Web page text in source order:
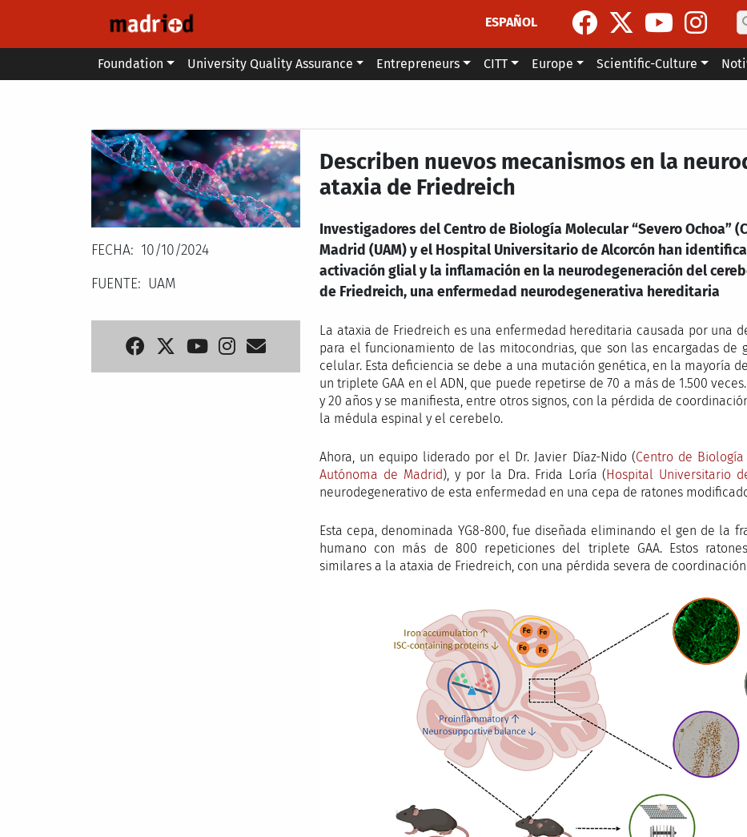
ESPAÑOL
Main menu
Foundation University Quality Assurance Entrepreneurs CITT Europe Scientific-Culture
FECHA
10/10/2024
FUENTE
UAM
Describen nuevos mecanismos en la
ataxia de Friedreich
Investigadores del Centro de Biología Molecular “Severo Ochoa”
Madrid (UAM) y el Hospital Universitario de Alcorcón han
activación glial y la inflamación en la neurodegeneración del
de Friedreich, una enfermedad neurodegenerativa hereditaria
La ataxia de Friedreich es una enfermedad hereditaria causada por una
para el funcionamiento de las mitocondrias, que son las encargadas
celular. Esta deficiencia se debe a una mutación genética, en la mayoría
un triplete GAA en el ADN, que puede repetirse de 70 a más de 1.500
y 20 años y se manifiesta, entre otros signos, con la pérdida de
la médula espinal y el cerebelo.
Ahora, un equipo liderado por el Dr. Javier Díaz-Nido (Centro de
Autónoma de Madrid), y por la Dra. Frida Loría (Hospital Universitario
neurodegenerativo de esta enfermedad en una cepa de ratones
Esta cepa, denominada YG8-800, fue diseñada eliminando el gen de la
humano con más de 800 repeticiones del triplete GAA. Estos
similares a la ataxia de Friedreich, con una pérdida severa de